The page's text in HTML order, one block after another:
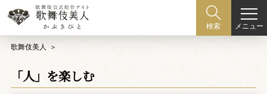
検索 メニュー
歌舞伎美人
「人」を楽しむ